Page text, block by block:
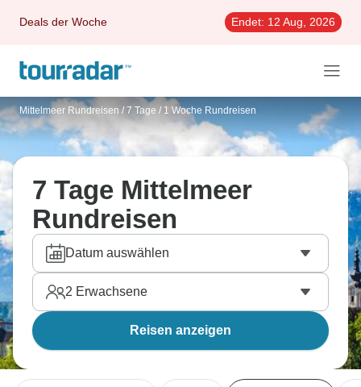
Deals der Woche Endet: 12 Aug, 2026
Mittelmeer Rundreisen / 7 Tage / 1 Woche Rundreisen
7 Tage Mittelmeer
Rundreisen
Datum auswählen
2 Erwachsene
Reisen anzeigen